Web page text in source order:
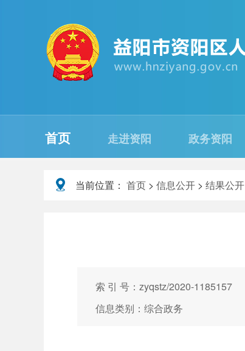
首页 走进资阳 政务资阳
当前位置： 首页 > 信息公开 > 结果公开
索 引 号：zyqstz/2020-1185157
信息类别：综合政务